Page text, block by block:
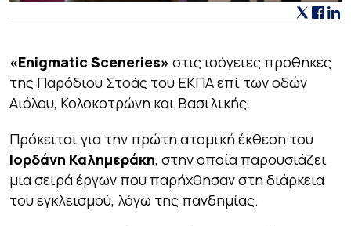
«Enigmatic Sceneries» στις ισόγειες προθήκες
της Παρόδιου Στοάς του ΕΚΠΑ επί των οδών
Αιόλου, Κολοκοτρώνη και Βασιλικής.
Πρόκειται για την πρώτη ατομική έκθεση του
Ιορδάνη Καλημεράκη, στην οποία παρουσιάζει
μια σειρά έργων που παρήχθησαν στη διάρκεια
του εγκλεισμού, λόγω της πανδημίας.